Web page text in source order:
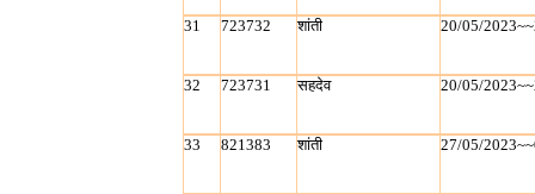
31 723732 शांती 20/05/
32 723731 सहदेव 20/05/
33 821383 शांती 27/05/